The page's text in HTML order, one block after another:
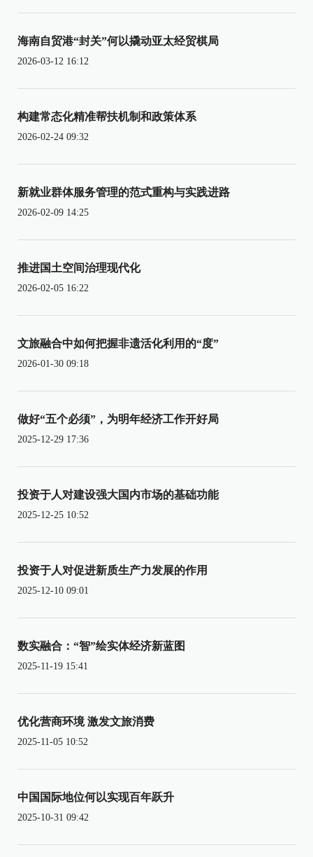
海南自贸港“封关”何以撬动亚太经贸棋局
2026-03-12 16:12
构建常态化精准帮扶机制和政策体系
2026-02-24 09:32
新就业群体服务管理的范式重构与实践进路
2026-02-09 14:25
推进国土空间治理现代化
2026-02-05 16:22
文旅融合中如何把握非遗活化利用的“度”
2026-01-30 09:18
做好“五个必须”，为明年经济工作开好局
2025-12-29 17:36
投资于人对建设强大国内市场的基础功能
2025-12-25 10:52
投资于人对促进新质生产力发展的作用
2025-12-10 09:01
数实融合：“智”绘实体经济新蓝图
2025-11-19 15:41
优化营商环境 激发文旅消费
2025-11-05 10:52
中国国际地位何以实现百年跃升
2025-10-31 09:42